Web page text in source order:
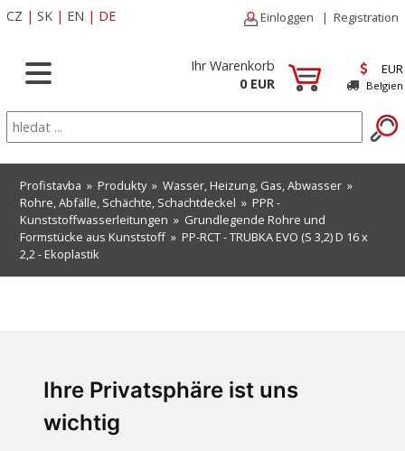
Ihre Privatsphäre ist uns
wichtig
CZ | SK | EN | DE Einloggen | Registration
Ihr Warenkorb
0 EUR
EUR
Belgien
Profistavba » Produkty» Wasser, Heizung, Gas, Abwasser »
Rohre, Abfälle, Schächte, Schachtdeckel » PPR -
Kunststoffwasserleitungen » Grundlegende Rohre und
Formstücke aus Kunststoff» PP-RCT - TRUBKA EVO (S 3,2) D 16 x
2,2 - Ekoplastik